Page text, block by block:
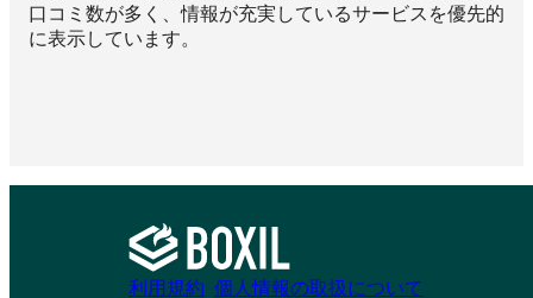
口コミ数が多く、情報が充実しているサービスを優先的
に表示しています。
利用規約 個人情報の取扱について